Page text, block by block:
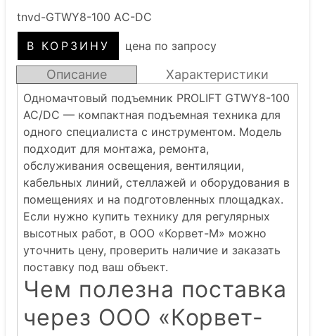
tnvd-GTWY8-100 AС-DC
цена по запросу
Описание
Одномачтовый подъемник PROLIFT GTWY8-100
AC/DC — компактная подъемная техника для
одного специалиста с инструментом. Модель
подходит для монтажа, ремонта,
обслуживания освещения, вентиляции,
кабельных линий, стеллажей и оборудования в
помещениях и на подготовленных площадках.
Если нужно купить технику для регулярных
высотных работ, в ООО «Корвет-М» можно
уточнить цену, проверить наличие и заказать
поставку под ваш объект.
Чем полезна поставка
через ООО «Корвет-
Характеристики